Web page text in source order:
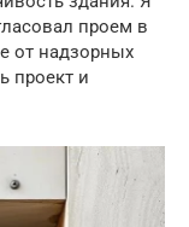
проем в
от надзорных
проект и